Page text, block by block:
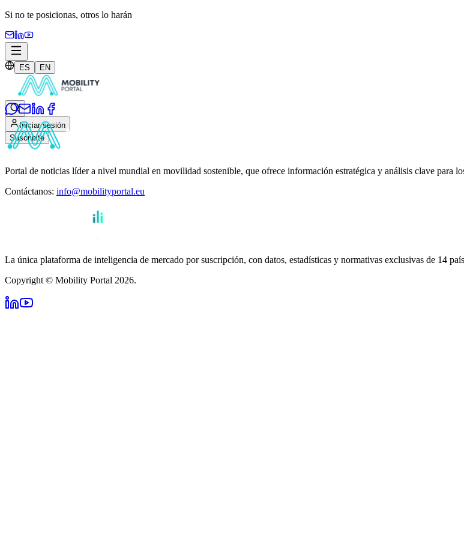
Si no te posicionas, otros lo harán
ES EN
Iniciar sesión
Suscribite
Portal de noticias líder a nivel mundial en movilidad sostenible, que ofrece información estratégica y análisis clave para
Contáctanos: info@mobilityportal.eu
La única plataforma de inteligencia de mercado por suscripción, con datos, estadísticas y normativas exclusivas de 14
Copyright © Mobility Portal 2026.